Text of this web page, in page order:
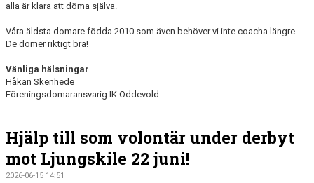
alla är klara att döma själva.
Våra äldsta domare födda 2010 som även behöver vi inte coacha längre.
De dömer riktigt bra!
Vänliga hälsningar
Håkan Skenhede
Föreningsdomaransvarig IK Oddevold
Hjälp till som volontär under derbyt
mot Ljungskile 22 juni!
2026-06-15 14:51